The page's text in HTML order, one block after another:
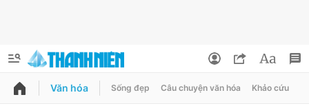
QUẢNG CÁO
Văn hóa Sống đẹp Câu chuyện văn hóa Khảo cứu